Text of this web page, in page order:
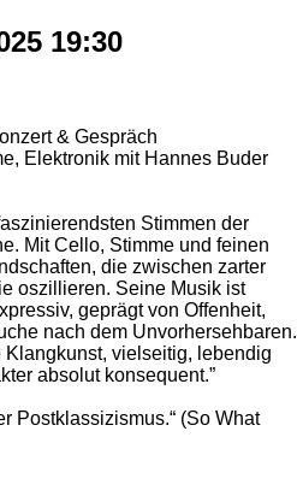
19:30
& Gespräch
Elektronik mit Hannes Buder
Stimmen der
Mit Cello, Stimme und feinen
die zwischen zarter
oszillieren. Seine Musik ist
geprägt von Offenheit,
nach dem Unvorhersehbaren.
Klangkunst, vielseitig, lebendig
absolut konsequent.”
Postklassizismus.“ (So What